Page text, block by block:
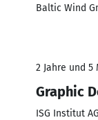
Baltic Wind
2 Jahre und 5
Graphic
ISG Institut AG